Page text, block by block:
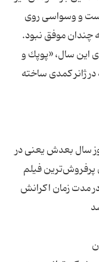
و وسواسی روی
چندان موفق نبود.
این سال، «پوپك و
ژانر كمدی ساخته
و در نوروز سال بعدش یعنی در
پرفروش‌ترین فیلم
مدت زمان اكرانش